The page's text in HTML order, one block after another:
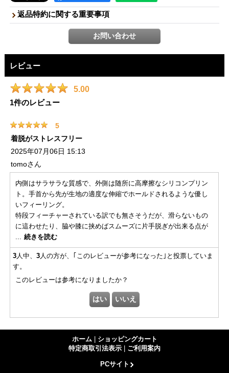
返品特約に関する重要事項
レビュー
5.00
1件のレビュー
5
着脱がストレスフリー
2025年07月06日 15:13
tomoさん
内側はサラサラな質感で、外側は随所に高摩擦なシリコンプリン
ト。手首から先が生地の適度な伸縮でホールドされるような優し
いフィーリング。
特段フィーチャーされている訳でも無さそうだが、滑らないもの
に這わせたり、脇や膝に挟めばスムーズに片手脱ぎが出来る点が
個人的に高評価
まだ一度しか使用していないため耐久性は分からないが、先端等
を引っ張って脱ぐ必要が無いため指先からほつれていくリスクは
低いのではと思う。
なお、個人の色覚やディスプレイ等の環境も影響しているのかも
しれないが、実物は商品ページの写真よりやや淡い色合いと思
続きを読む
3 人中、3 人の方が、｢このレビューが参考になった｣と投票していま
す。
このレビューは参考になりましたか？
ホーム | ショッピングカート
特定商取引法表示 | ご利用案内
PCサイト